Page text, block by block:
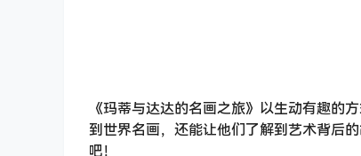
《玛蒂与达达的名画之旅》以生动有趣的
到世界名画，还能让他们了解到艺术背后
吧！